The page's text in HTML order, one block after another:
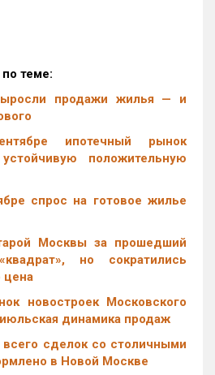
теме:
продажи жилья — и
ипотечный рынок
положительную
спрос на готовое жилье
Москвы за прошедший
но сократились
цена
новостроек Московского
динамика продаж
сделок со столичными
в Новой Москве